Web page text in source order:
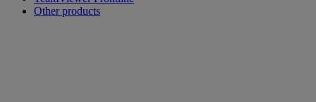
Other products